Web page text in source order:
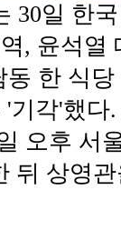
30일 한
, 윤석열
한 식
기각'했다
오후 서
뒤 상영